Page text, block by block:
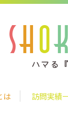
は 訪問実績